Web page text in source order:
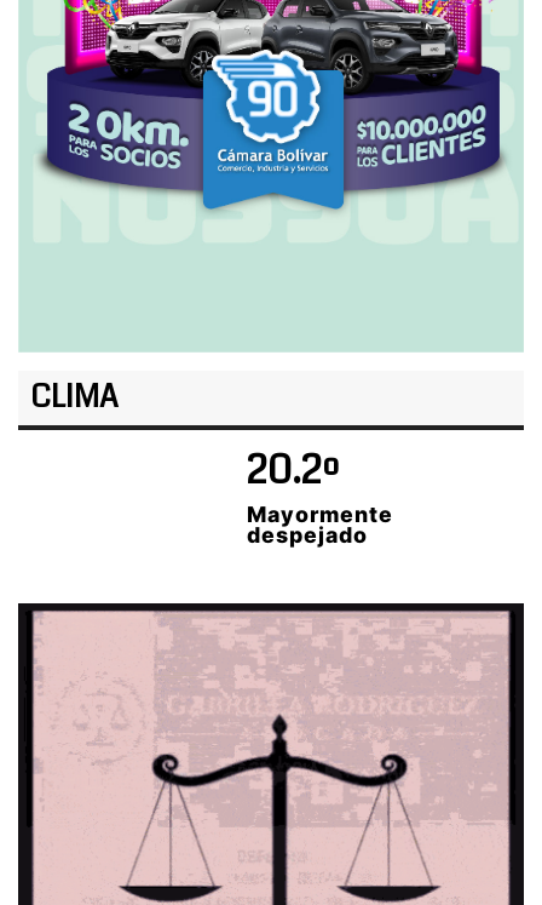
CLIMA
20.2º
Mayormente
despejado